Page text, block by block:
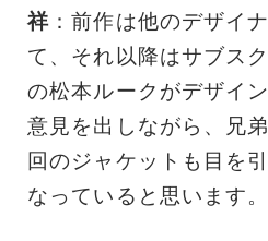
祥 ：前作は他のデザイ
て、それ以降はサブス
の松本ルークがデザイ
意見を出しながら、兄
回のジャケットも目を
なっていると思います。